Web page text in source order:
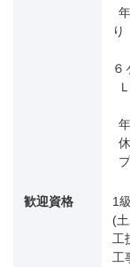
り
６
歓迎資格
1
(
工
工